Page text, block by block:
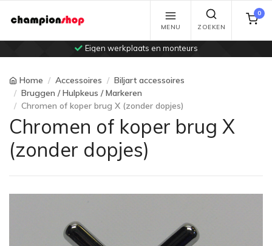
Eigen werkplaats en monteurs
MENU ZOEKEN
0
Home Accessoires
Biljart accessoires
Bruggen / Hulpkeus / Markeren
Chromen of koper brug X (zonder dopjes)
Chromen of koper brug X
(zonder dopjes)